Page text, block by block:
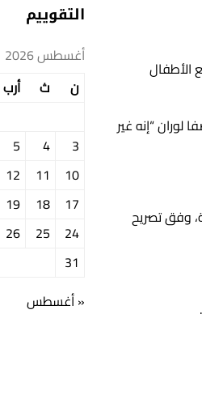
الأطفال
“إنه غير
وفق تصريح
التقوييم
أغسطس 2026
ن
ث أرب
3
4
5
10
11
12
17
18
19
24
25
26
31
« أغسطس